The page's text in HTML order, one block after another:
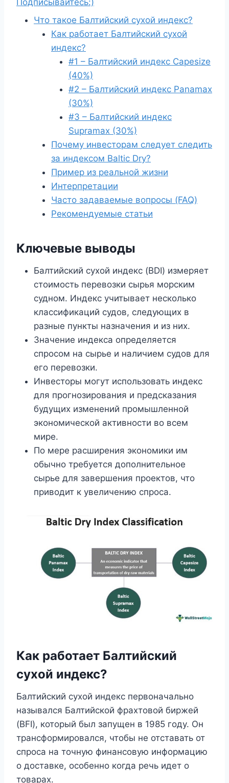
Подписывайтесь:)
Что такое Балтийский сухой индекс?
Как работает Балтийский сухой
индекс?
#1 – Балтийский индекс Capesize
(40%)
#2 – Балтийский индекс Panamax
(30%)
#3 – Балтийский индекс
Supramax (30%)
Почему инвесторам следует следить
за индексом Baltic Dry?
Пример из реальной жизни
Интерпретации
Часто задаваемые вопросы (FAQ)
Рекомендуемые статьи
Ключевые выводы
Балтийский сухой индекс (BDI) измеряет
стоимость перевозки сырья морским
судном. Индекс учитывает несколько
классификаций судов, следующих в
разные пункты назначения и из них.
Значение индекса определяется
спросом на сырье и наличием судов для
его перевозки.
Инвесторы могут использовать индекс
для прогнозирования и предсказания
будущих изменений промышленной
экономической активности во всем
мире.
По мере расширения экономики им
обычно требуется дополнительное
сырье для завершения проектов, что
приводит к увеличению спроса.
Как работает Балтийский
сухой индекс?
Балтийский сухой индекс первоначально
назывался Балтийской фрахтовой биржей
(BFI), который был запущен в 1985 году. Он
трансформировался, чтобы не отставать от
спроса на точную финансовую информацию
о доставке, особенно когда речь идет о
товарах.